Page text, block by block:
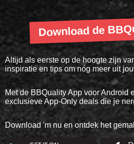
Download de
Altijd als eerste op de hoogte zijn
inspiratie en tips om nóg meer uit
Met de BBQuality App voor Android
exclusieve App-Only deals die je
Download 'm nu en ontdek het